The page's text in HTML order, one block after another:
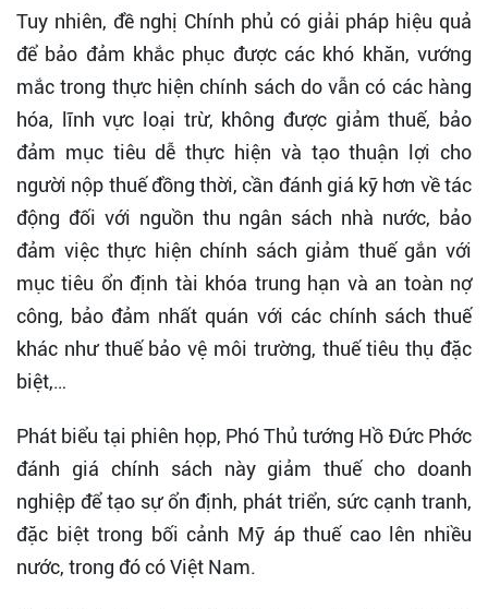
Tuy nhiên, đề nghị Chính phủ có giải pháp hiệu quả
để bảo đảm khắc phục được các khó khăn, vướng
mắc trong thực hiện chính sách do vẫn có các hàng
hóa, lĩnh vực loại trừ, không được giảm thuế, bảo
đảm mục tiêu dễ thực hiện và tạo thuận lợi cho
người nộp thuế đồng thời, cần đánh giá kỹ hơn về tác
động đối với nguồn thu ngân sách nhà nước, bảo
đảm việc thực hiện chính sách giảm thuế gắn với
mục tiêu ổn định tài khóa trung hạn và an toàn nợ
công, bảo đảm nhất quán với các chính sách thuế
khác như thuế bảo vệ môi trường, thuế tiêu thụ đặc
biệt,…
Phát biểu tại phiên họp, Phó Thủ tướng Hồ Đức Phớc
đánh giá chính sách này giảm thuế cho doanh
nghiệp để tạo sự ổn định, phát triển, sức cạnh tranh,
đặc biệt trong bối cảnh Mỹ áp thuế cao lên nhiều
nước, trong đó có Việt Nam.